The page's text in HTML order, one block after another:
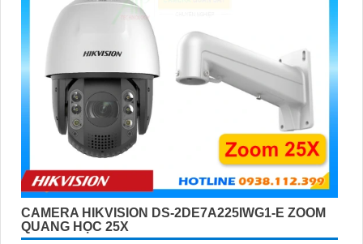
CAMERA HIKVISION DS-2DE7A225IWG1-E ZOOM
QUANG HỌC 25X